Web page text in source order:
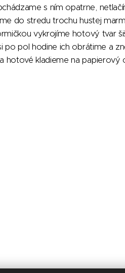
s ním opatrne,
do stredu trochu hustej
vykrojíme hotový tvar
po pol hodine ich obrátime a
hotové kladieme na